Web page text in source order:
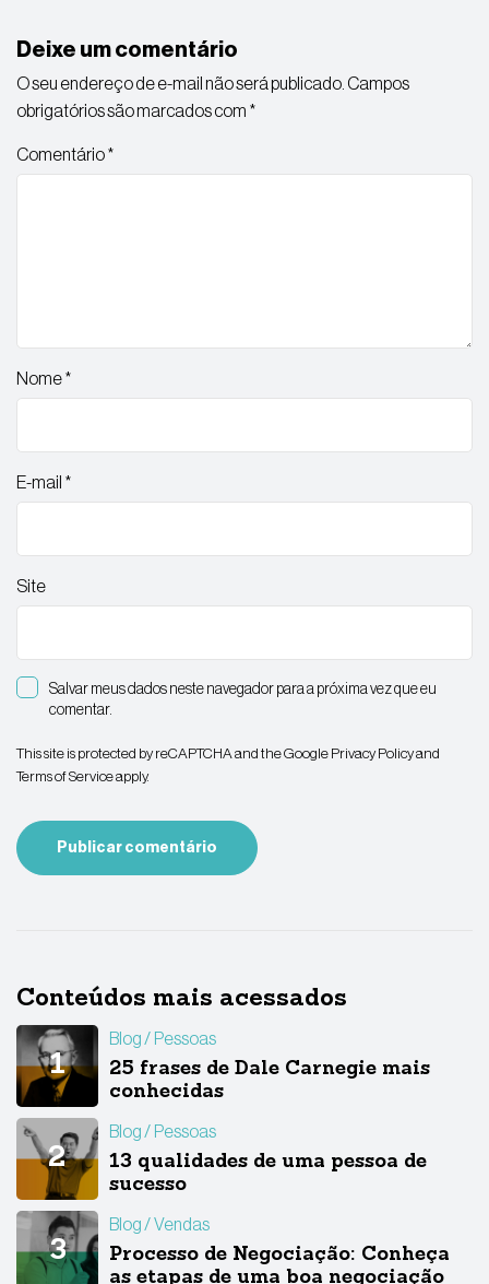
Deixe um comentário
O seu endereço de e-mail não será publicado. Campos
obrigatórios são marcados com *
Comentário*
Nome*
E-mail *
Site
Salvar meus dados neste navegador para a próxima vez que eu
comentar.
This site is protected by reCAPTCHA and the Google Privacy Policyand
Terms of Serviceapply.
Conteúdos mais acessados
Blog Pessoas
25 frases de Dale Carnegie mais
conhecidas
Blog Pessoas
13 qualidades de uma pessoa de
sucesso
Blog Vendas
Processo de Negociação: Conheça
as etapas de uma boa negociação